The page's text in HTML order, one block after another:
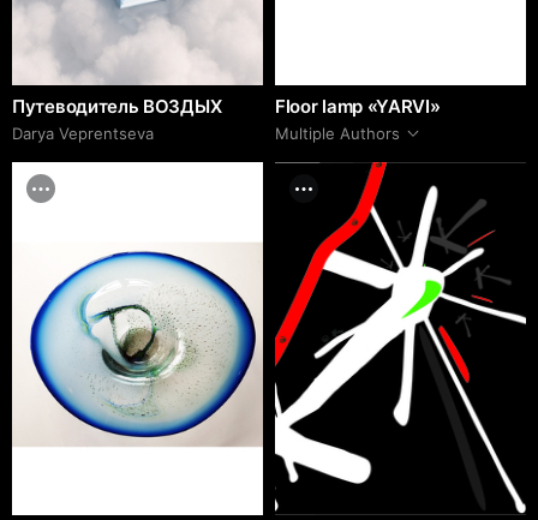
Путеводитель ВОЗДЫХ
Darya Veprentseva
Floor lamp «YARVI»
Multiple Authors